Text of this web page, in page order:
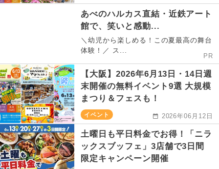
あべのハルカス直結・近鉄アート
館で、笑いと感動...
＼幼児から楽しめる！この夏最高の舞台
体験！／ ス...
PR
【大阪】2026年6月13日・14日週
末開催の無料イベント9選 大規模
まつり＆フェスも！
イベント 2026年06月12日
土曜日も平日料金でお得！「ニラ
ックスブッフェ」3店舗で3日間
限定キャンペーン開催